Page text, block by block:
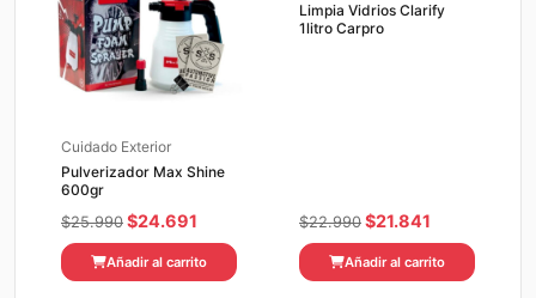
Cuidado Exterior
Pulverizador Max Shine
600gr
$25.990 El
precio
original
$24.691
precio
actual
Añadir al carrito
Limpia Vidrios Clarify
1litro Carpro
$22.990 El
precio
original
$21.841
precio
actual
Añadir al carrito